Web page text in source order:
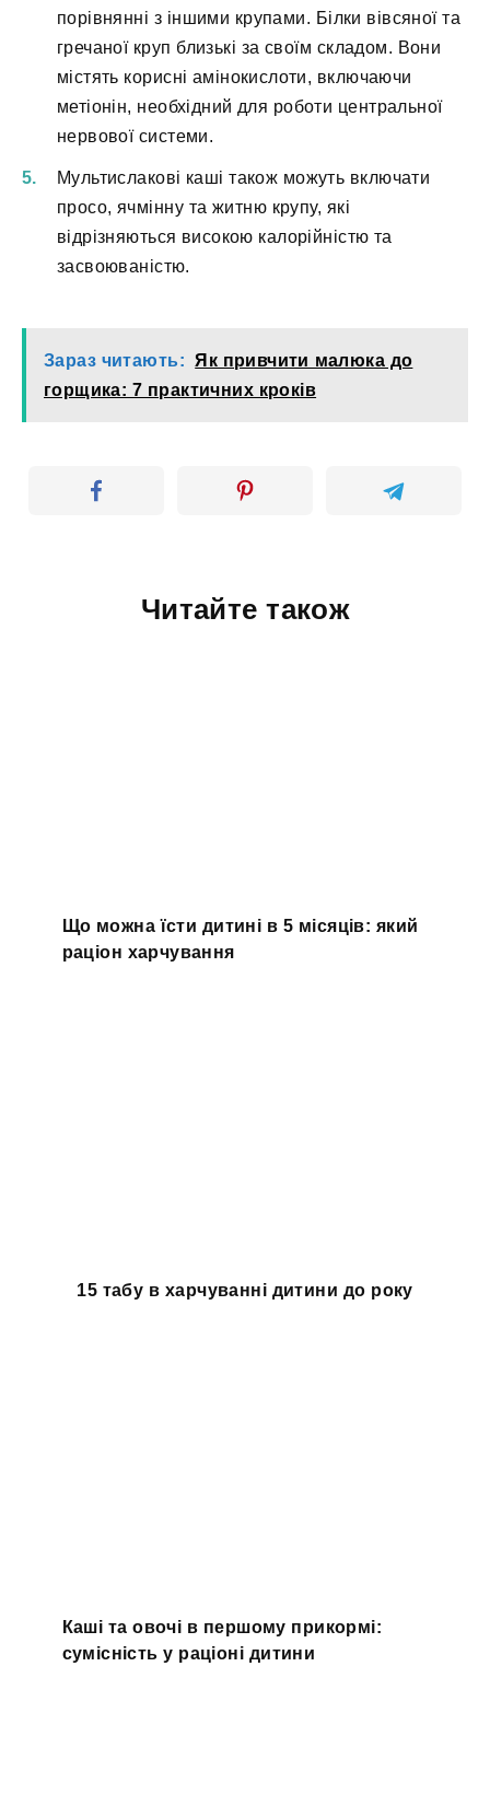
порівнянні з іншими крупами. Білки вівсяної та
гречаної круп близькі за своїм складом. Вони
містять корисні амінокислоти, включаючи
метіонін, необхідний для роботи центральної
нервової системи.
Мультислакові каші також можуть включати
просо, ячмінну та житню крупу, які
відрізняються високою калорійністю та
засвоюваністю.
Зараз читають: Як привчити малюка до
горщика: 7 практичних кроків
Читайте також
Що можна їсти дитині в 5 місяців: який
раціон харчування
15 табу в харчуванні дитини до року
Каші та овочі в першому прикормі:
сумісність у раціоні дитини